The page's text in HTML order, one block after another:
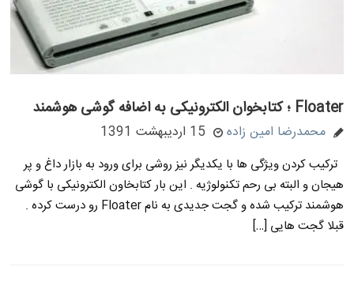
Floater ؛ کتابخوان الکترونیکی به اضافه گوشی هوشمند
محمدرضا امین زاده 15 اردیبهشت 1391
ترکیب کردن ویژگی ها با یکدیگر نیز روشی برای ورود به بازار داغ و پر
هیجان و البته بی رحم تکنولوژیه . این بار کتابخاون الکترونیکی با گوشی
هوشمند ترکیب شده و گجت جدیدی به نام Floater رو درست کرده .
قبلا گجت هایی […]